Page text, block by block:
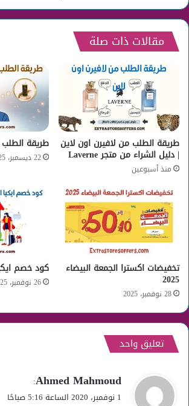
مقالات ذات صلة
طريقة الطلب من لافيرن اون لاين
| دليل الشراء من متجر Laverne
منذ أسبوعين
طريقة
22 ديسمبر، 2025
تخفيضات اكسترا الجمعة البيضاء
2025
28 نوفمبر، 2025
كود خصم
26 نوفمبر، 2025
تعليق واحد
ي
ق
Ahmed Mahmoud
:
1 نوفمبر، 2020 الساعة 5:16 صباحًا